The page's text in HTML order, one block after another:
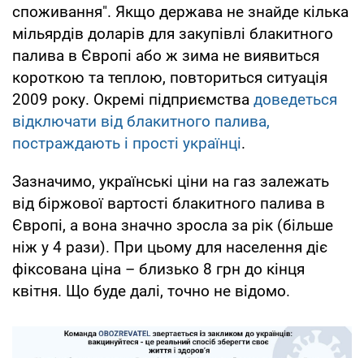
споживання". Якщо держава не знайде кілька
мільярдів доларів для закупівлі блакитного
палива в Європі або ж зима не виявиться
короткою та теплою, повториться ситуація
2009 року. Окремі підприємства доведеться
відключати від блакитного палива,
постраждають і прості українці.
Зазначимо, українські ціни на газ залежать
від біржової вартості блакитного палива в
Європі, а вона значно зросла за рік (більше
ніж у 4 рази). При цьому для населення діє
фіксована ціна – близько 8 грн до кінця
квітня. Що буде далі, точно не відомо.